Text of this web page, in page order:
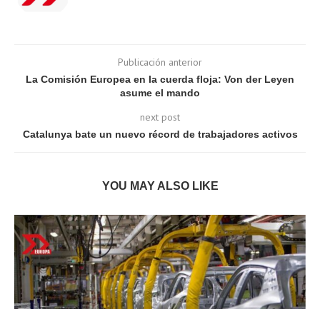
Publicación anterior
La Comisión Europea en la cuerda floja: Von der Leyen
asume el mando
next post
Catalunya bate un nuevo récord de trabajadores activos
YOU MAY ALSO LIKE